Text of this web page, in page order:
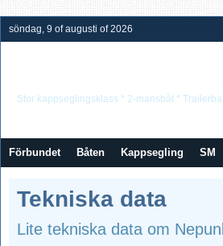
söndag, 9 of augusti of 2026
Stor kappseglingsklass * 2-mansbåt *
Förbundet Båten Kappsegling SM
Tekniska data
Lite tekniska data om